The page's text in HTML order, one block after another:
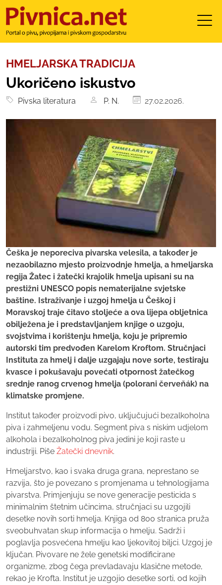
HMELJARSKA TRADICIJA
Ukoričeno iskustvo
Pivska literatura P. N. 27.02.2026.
Češka je neporeciva pivarska velesila, a također je
nezaobilazno mjesto proizvodnje hmelja, a hmeljarska
regija Žatec i žatečki krajolik hmelja upisani su na
prestižni UNESCO popis nematerijalne svjetske
baštine. Istraživanje i uzgoj hmelja u Češkoj i
Moravskoj traje čitavo stoljeće a ova lijepa obljetnica
obilježena je i predstavljanjem knjige o uzgoju,
svojstvima i korištenju hmelja, koju je pripremio
autorski tim predvođen Karelom Kroftom. Stručnjaci
Instituta za hmelj i dalje uzgajaju nove sorte, testiraju
kvasce i pokušavaju povećati otpornost žatečkog
srednje ranog crvenog hmelja (polorani červeňák) na
klimatske promjene.
Institut također proizvodi pivo, uključujući bezalkoholna
piva i zahmeljenu vodu. Segment piva s niskim udjelom
alkohola i bezalkoholnog piva jedini je koji raste u
industriji. Piše Žatečki dnevnik.
Hmeljarstvo, kao i svaka druga grana, neprestano se
razvija, što je povezano s promjenama u tehnologijama
pivarstva. Primjenjuju se nove generacije pesticida s
minimalnim štetnim učincima, stručnjaci su uzgojili
desetke novih sorti hmelja. Knjiga od 800 stranica pruža
sveobuhvatan skup informacija o hmelju. Sadrži i
poglavlja posvećena hmelju kao ljekovitoj biljci. Uzgoj je
ključan. Pivovare ne žele genetski modificirane
organizme, zbog čega prevladavaju klasične metode,
rekao je Krofta. Institut je uzgojio desetke sorti, od kojih